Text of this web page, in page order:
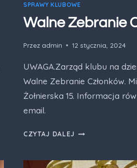
SPRAWY KLUBOWE
Walne Zebranie
Przez admin 12 stycznia, 2024
UWAGA.Zarząd klubu na
Walne Zebranie Członków.
Żołnierska 15. Informacja
email.
CZYTAJ DALEJ WALNE